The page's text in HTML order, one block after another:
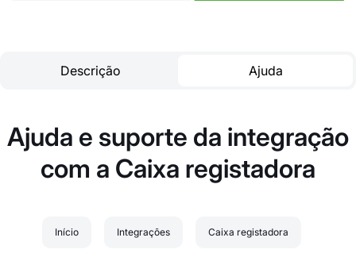
Descrição Ajuda
Ajuda e suporte da integração
com a Caixa registadora
Início Integrações Caixa registadora